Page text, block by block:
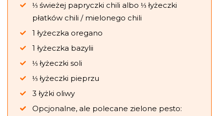
⅓ świeżej papryczki chili albo ⅓ łyżeczki
płatków chili / mielonego chili
1 łyżeczka oregano
1 łyżeczka bazylii
⅓ łyżeczki soli
⅓ łyżeczki pieprzu
3 łyżki oliwy
Opcjonalne, ale polecane zielone pesto: